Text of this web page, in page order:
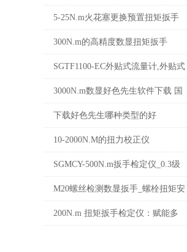
力试验机价格
5-25N.m火花塞更换预置扭矩扳手
可调式好色先生软件下载 定值力矩
扳手厂家
300N.m的高精度数显扭矩扳手
_SGSX高清数字电子好色先生软件
下载价格
SGTF1100-EC外贴式流量计,外贴式
流量计价格
3000N.m数显好色先生软件下载 国
产大型数字电子测力矩扳手价格
下载好色先生哪种类型的好
10-2000N.M的扭力校正仪
_SGMCY-2000扭力校正仪价格
SGMCY-500N.m扳手检定仪_0.3级
高精度扭矩板子检定仪价格
M20螺丝检测数显扳手_螺栓扭矩安
装检测数显好色先生软件下载价格
200N.m 扭矩扳手检定仪：赋能多